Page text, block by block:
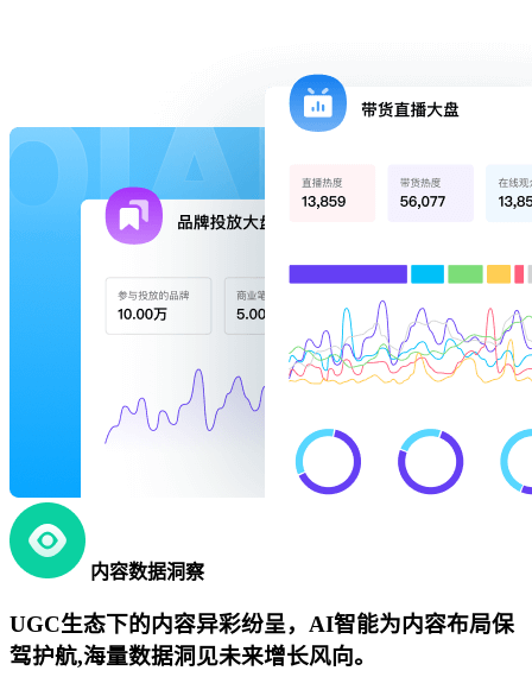
内容数据洞察
UGC生态下的内容异彩纷呈，AI智能为内容布局保
驾护航,海量数据洞见未来增长风向。